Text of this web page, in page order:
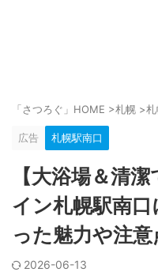
「さつろぐ」HOME >札幌 >
広告 札幌駅南口
【大浴場＆清
イン札幌駅南
った魅力や注意
2026-06-13